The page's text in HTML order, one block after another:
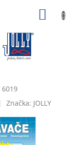
6019
Značka: JOLLY